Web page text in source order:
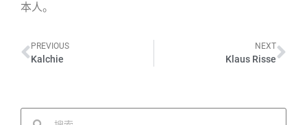
本人。
PREVIOUS
Kalchie
NEXT
Klaus Risse